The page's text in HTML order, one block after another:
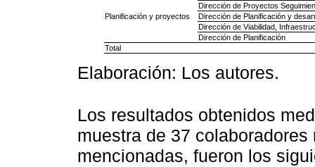
Planificación y proyectos
Dirección de Proyectos
Dirección de Planificación y
Dirección de Viabilidad,
Dirección de Planificación
Total
Elaboración: Los autores.
Los resultados obtenidos
muestra de 37
mencionadas, fueron los